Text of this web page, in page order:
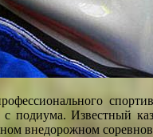
подиума. Известный
внедорожном